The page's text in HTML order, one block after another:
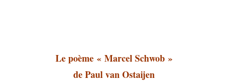
Le poème « Marcel Schwob »
de Paul van Ostaijen